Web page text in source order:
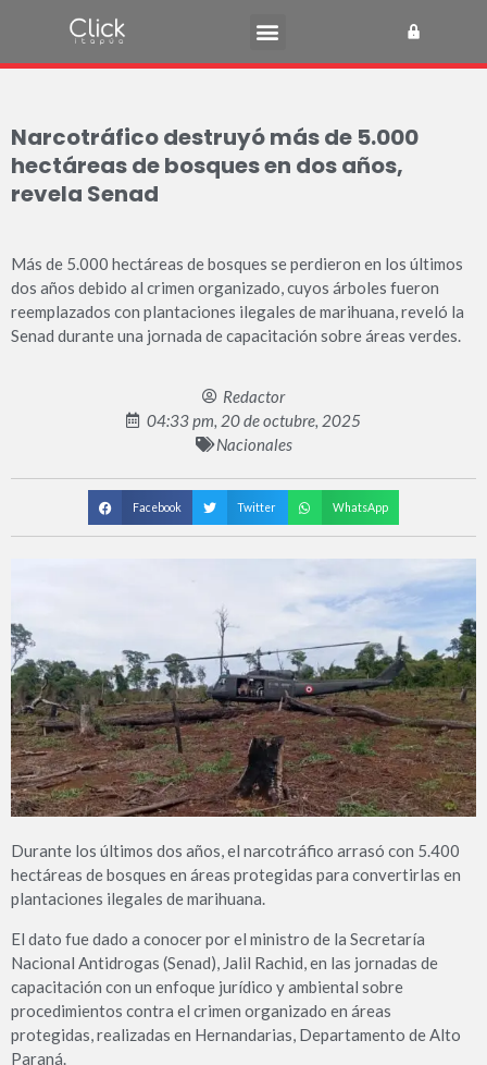
Narcotráfico destruyó más de 5.000
hectáreas de bosques en dos años,
revela Senad
Más de 5.000 hectáreas de bosques se perdieron en los últimos
dos años debido al crimen organizado, cuyos árboles fueron
reemplazados con plantaciones ilegales de marihuana, reveló la
Senad durante una jornada de capacitación sobre áreas verdes.
Redactor
04:33 pm, 20 de octubre, 2025
Nacionales
Facebook Twitter WhatsApp
Durante los últimos dos años, el narcotráfico arrasó con 5.400
hectáreas de bosques en áreas protegidas para convertirlas en
plantaciones ilegales de marihuana.
El dato fue dado a conocer por el ministro de la Secretaría
Nacional Antidrogas (Senad), Jalil Rachid, en las jornadas de
capacitación con un enfoque jurídico y ambiental sobre
procedimientos contra el crimen organizado en áreas
protegidas, realizadas en Hernandarias, Departamento de Alto
Paraná.